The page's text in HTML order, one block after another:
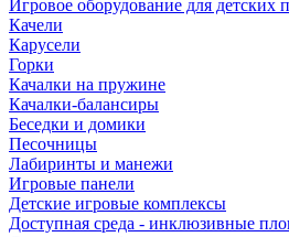
Игровое оборудование для детских
Качели
Карусели
Горки
Качалки на пружине
Качалки-балансиры
Беседки и домики
Песочницы
Лабиринты и манежи
Игровые панели
Детские игровые комплексы
Доступная среда - инклюзивные